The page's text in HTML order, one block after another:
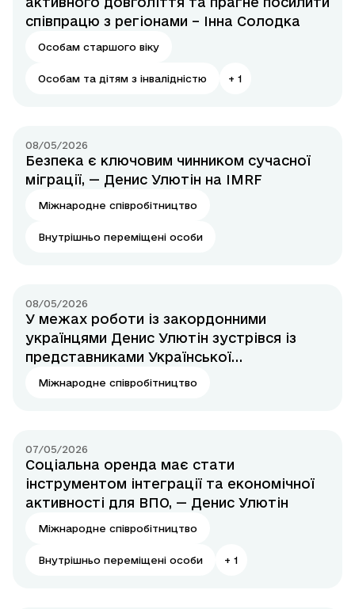
співпрацю з регіонами – Інна Солодка
Особам старшого віку
Особам та дітям з інвалідністю + 1
08/05/2026
Безпека є ключовим чинником сучасної
міграції, — Денис Улютін на IMRF
Міжнародне співробітництво
Внутрішньо переміщені особи
08/05/2026
У межах роботи із закордонними
українцями Денис Улютін зустрівся із
представниками Української
Православної Церкви США
Міжнародне співробітництво
07/05/2026
Соціальна оренда має стати
інструментом інтеграції та економічної
активності для ВПО, — Денис Улютін
Міжнародне співробітництво
Внутрішньо переміщені особи + 1